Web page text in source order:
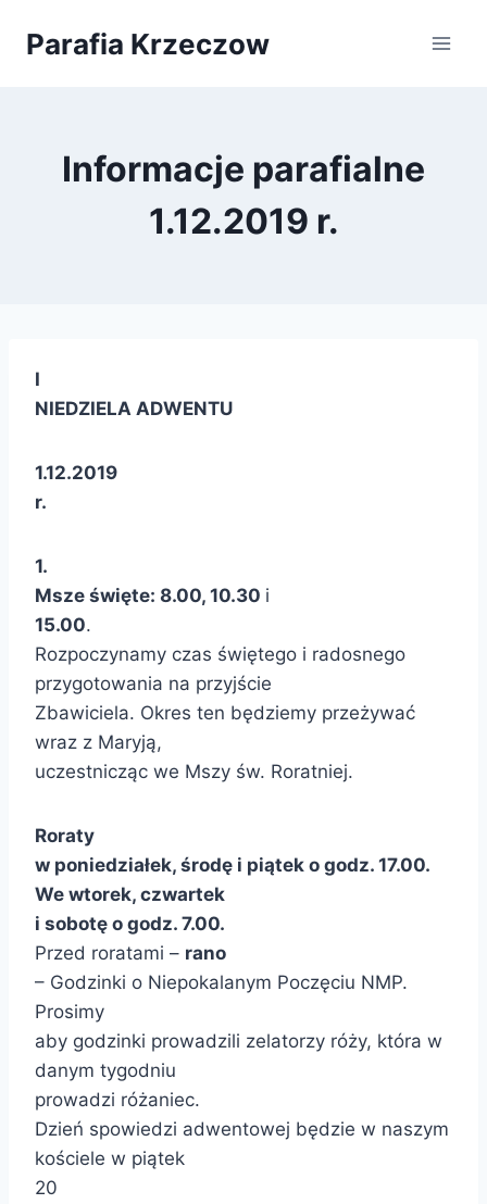
Parafia Krzeczow
Informacje parafialne
1.12.2019 r.
I
NIEDZIELA ADWENTU
1.12.2019
r.
1.
Msze święte: 8.00, 10.30 i
15.00.
Rozpoczynamy czas świętego i radosnego
przygotowania na przyjście
Zbawiciela. Okres ten będziemy przeżywać
wraz z Maryją,
uczestnicząc we Mszy św. Roratniej.
Roraty
w poniedziałek, środę i piątek o godz. 17.00.
We wtorek, czwartek
i sobotę o godz. 7.00.
Przed roratami – rano
– Godzinki o Niepokalanym Poczęciu NMP.
Prosimy
aby godzinki prowadzili zelatorzy róży, która w
danym tygodniu
prowadzi różaniec.
Dzień spowiedzi adwentowej będzie w naszym
kościele w piątek
20